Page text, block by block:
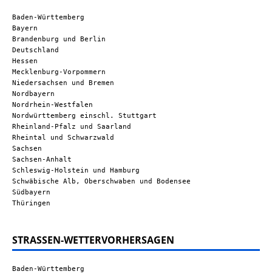
Baden-Württemberg
Bayern
Brandenburg und Berlin
Deutschland
Hessen
Mecklenburg-Vorpommern
Niedersachsen und Bremen
Nordbayern
Nordrhein-Westfalen
Nordwürttemberg einschl. Stuttgart
Rheinland-Pfalz und Saarland
Rheintal und Schwarzwald
Sachsen
Sachsen-Anhalt
Schleswig-Holstein und Hamburg
Schwäbische Alb, Oberschwaben und Bodensee
Südbayern
Thüringen
STRASSEN-WETTERVORHERSAGEN
Baden-Württemberg